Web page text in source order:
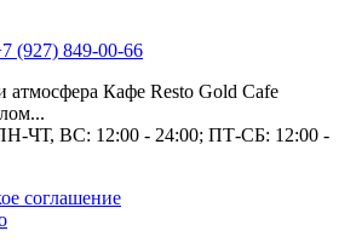
(927) 849-00-66
атмосфера Кафе Resto Gold Cafe
ЧТ, ВС: 12:00 - 24:00; ПТ-СБ: 12:00 -
соглашение